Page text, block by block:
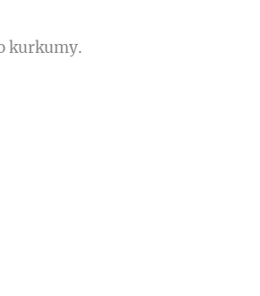
kurkumy.